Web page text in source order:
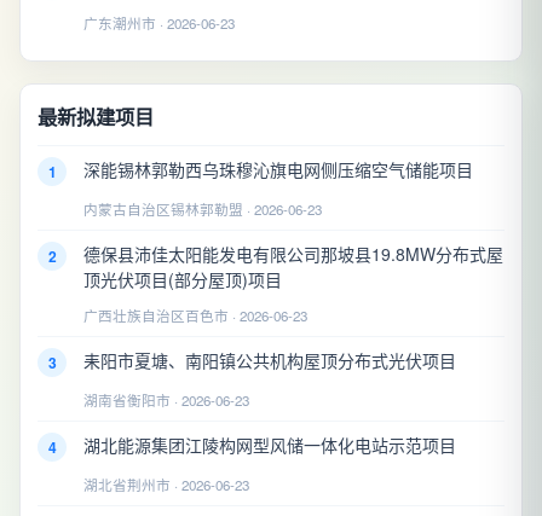
广东潮州市 · 2026-06-23
最新拟建项目
1 深能锡林郭勒西乌珠穆沁旗电网侧压缩空气储能项目
内蒙古自治区锡林郭勒盟 · 2026-06-23
2
德保县沛佳太阳能发电有限公司那坡县19.8MW分布式屋
顶光伏项目(部分屋顶)项目
广西壮族自治区百色市 · 2026-06-23
3 耒阳市夏塘、南阳镇公共机构屋顶分布式光伏项目
湖南省衡阳市 · 2026-06-23
4 湖北能源集团江陵构网型风储一体化电站示范项目
湖北省荆州市 · 2026-06-23